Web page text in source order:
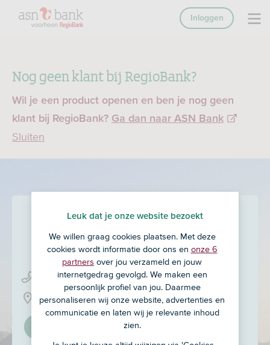
Nog geen klant bij RegioBank?
Wil je een product openen en ben je nog geen
klant bij RegioBank? Ga dan naar ASN Bank
Sluiten
Inloggen
Firma Beks Assurantiën
Ten Boer
050 - 302 21 91
Koopmansplein 23, 9791 MD
Stel in als mijn adviseur
Leuk dat je onze website bezoekt
We willen graag cookies plaatsen. Met deze
cookies wordt informatie door ons en onze 6
partners over jou verzameld en jouw
internetgedrag gevolgd. We maken een
persoonlijk profiel van jou. Daarmee
personaliseren wij onze website, advertenties en
communicatie en laten wij je relevante inhoud
zien.